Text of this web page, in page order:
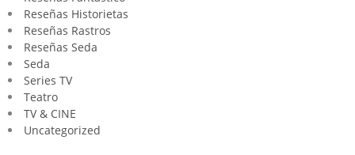
Reseñas Historietas
Reseñas Rastros
Reseñas Seda
Seda
Series TV
Teatro
TV & CINE
Uncategorized